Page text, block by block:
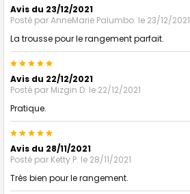
Avis du 23/12/2021
Posté parAnneMarie Palumbo. le 23/12/2021
La trousse pour le rangement parfait.
5
Avis du 22/12/2021
Posté par Mizgin D. le 22/12/2021
Pratique.
5
Avis du 28/11/2021
Posté par Ketty P. le 28/11/2021
Très bien pour le rangement.